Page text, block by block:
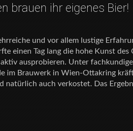
brauen ihr eigenes Bier!
und vor allem lustige
einen Tag lang die hohe Kunst
ausprobieren. Unter
im Brauwerk in Wien-Ottakring
natürlich auch verkostet. Das